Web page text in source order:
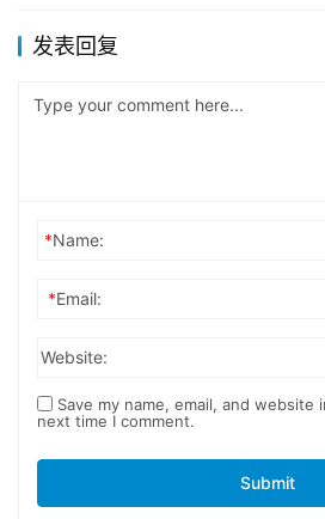
发表回复
*Name:
*Email:
Website:
Save my name, email, and
next time I comment.
Submit